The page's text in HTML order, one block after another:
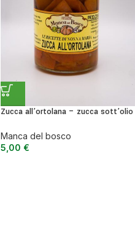
Zucca all’ortolana – zucca sott’olio
Manca del bosco
5,00 €